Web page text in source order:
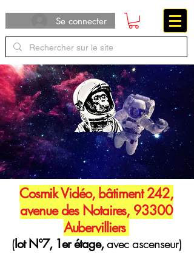
Se connecter
Cosmik Vidéo, bâtiment 242,
avenue des Notaires, 93300
Aubervilliers
(lot N°7, 1er étage,avec ascenseur)